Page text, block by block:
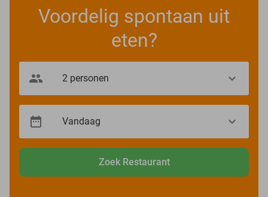
Voordelig spontaan uit
eten?
Zoek Restaurant